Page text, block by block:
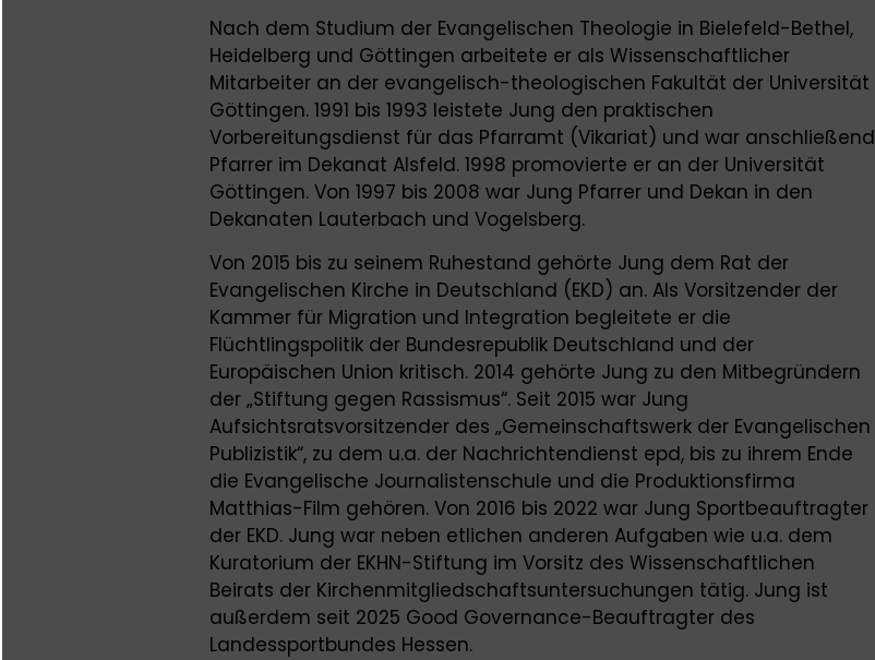
Nach dem Studium der Evangelischen Theologie in Bielefeld-Bethel,
Heidelberg und Göttingen arbeitete er als Wissenschaftlicher
Mitarbeiter an der evangelisch-theologischen Fakultät der Universität
Göttingen. 1991 bis 1993 leistete Jung den praktischen
Vorbereitungsdienst für das Pfarramt (Vikariat) und war anschließend
Pfarrer im Dekanat Alsfeld. 1998 promovierte er an der Universität
Göttingen. Von 1997 bis 2008 war Jung Pfarrer und Dekan in den
Dekanaten Lauterbach und Vogelsberg.
Von 2015 bis zu seinem Ruhestand gehörte Jung dem Rat der
Evangelischen Kirche in Deutschland (EKD) an. Als Vorsitzender der
Kammer für Migration und Integration begleitete er die
Flüchtlingspolitik der Bundesrepublik Deutschland und der
Europäischen Union kritisch. 2014 gehörte Jung zu den Mitbegründern
der „Stiftung gegen Rassismus“. Seit 2015 war Jung
Aufsichtsratsvorsitzender des „Gemeinschaftswerk der Evangelischen
Publizistik“, zu dem u.a. der Nachrichtendienst epd, bis zu ihrem Ende
die Evangelische Journalistenschule und die Produktionsfirma
Matthias-Film gehören. Von 2016 bis 2022 war Jung Sportbeauftragter
der EKD. Jung war neben etlichen anderen Aufgaben wie u.a. dem
Kuratorium der EKHN-Stiftung im Vorsitz des Wissenschaftlichen
Beirats der Kirchenmitgliedschaftsuntersuchungen tätig. Jung ist
außerdem seit 2025 Good Governance-Beauftragter des
Landessportbundes Hessen.